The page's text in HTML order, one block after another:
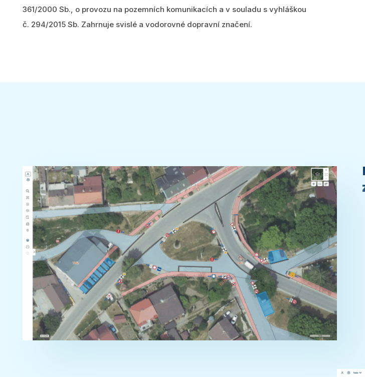
361/2000 Sb., o provozu na pozemních komunikacích a v souladu s vyhláškou
č. 294/2015 Sb. Zahrnuje svislé a vodorovné dopravní značení.